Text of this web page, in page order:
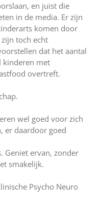
en juist die
in de media. Er zijn
komen door
toch echt
dat het aantal
kinderen met
overtreft.
wel goed voor zich
er daardoor goed
Geniet ervan, zonder
smakelijk.
Psycho Neuro